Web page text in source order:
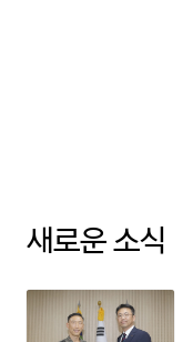
한화생명
새로운 소식